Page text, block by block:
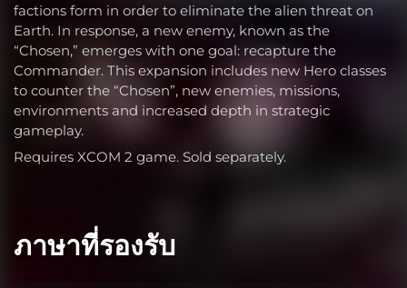
factions form in order to eliminate the alien threat on
Earth. In response, a new enemy, known as the
“Chosen,” emerges with one goal: recapture the
Commander. This expansion includes new Hero classes
to counter the “Chosen”, new enemies, missions,
environments and increased depth in strategic
gameplay.
Requires XCOM 2 game. Sold separately.
ภาษาที่รองรับ